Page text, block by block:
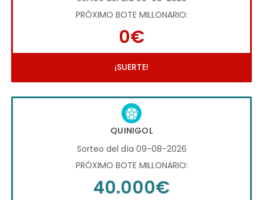
PRÓXIMO BOTE MILLONARIO:
0€
¡SUERTE!
QUINIGOL
Sorteo del día 09-08-2026
PRÓXIMO BOTE MILLONARIO:
40.000€